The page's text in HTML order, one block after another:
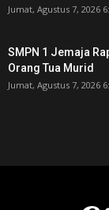
Jumat, Agustus 7, 2026
SMPN 1 Jemaja
Orang Tua Murid ‎
Jumat, Agustus 7, 2026